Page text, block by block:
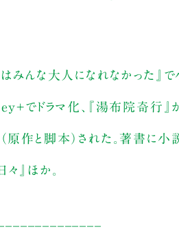
みんな大人になれなかった
でドラマ化、『湯布院奇行
原作と脚本）された。著書に小
』ほか。